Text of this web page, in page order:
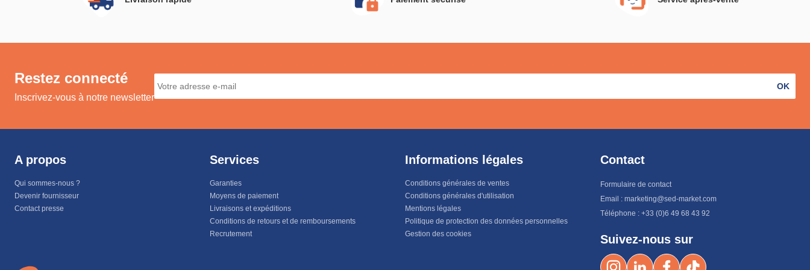
Restez connecté
Inscrivez-vous à notre newsletter
OK
A propos
Qui sommes-nous ?
Devenir fournisseur
Contact presse
Services
Garanties
Moyens de paiement
Livraisons et expéditions
Conditions de retours et de remboursements
Recrutement
Informations légales
Conditions générales de ventes
Conditions générales d'utilisation
Mentions légales
Politique de protection des données personnelles
Gestion des cookies
Contact
Formulaire de contact
Email : marketing@sed-market.com
Téléphone : +33 (0)6 49 68 43 92
Suivez-nous sur